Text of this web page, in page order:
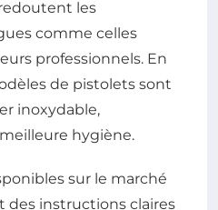
les
comme celles
professionnels. En
de pistolets sont
inoxydable,
hygiène.
sur le marché
instructions claires